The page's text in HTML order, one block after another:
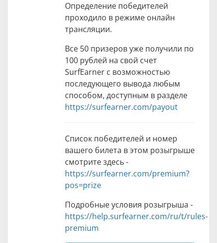
Определение победителей
проходило в режиме онлайн
трансляции.
Все 50 призеров уже получили по
100 рублей на свой счет
SurfEarner с возможностью
последующего вывода любым
способом, доступным в разделе
https://surfearner.com/payout
Список победителей и номер
вашего билета в этом розыгрыше
смотрите здесь -
https://surfearner.com/premium?
pos=prize
Подробные условия розыгрыша -
https://help.surfearner.com/ru/t/rules-
premium